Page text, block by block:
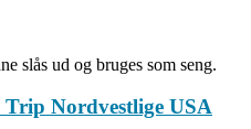
slås ud og bruges som seng.